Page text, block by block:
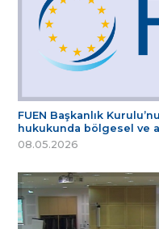
FUEN Başkanlık
hukukunda bölgesel ve
08.05.2026